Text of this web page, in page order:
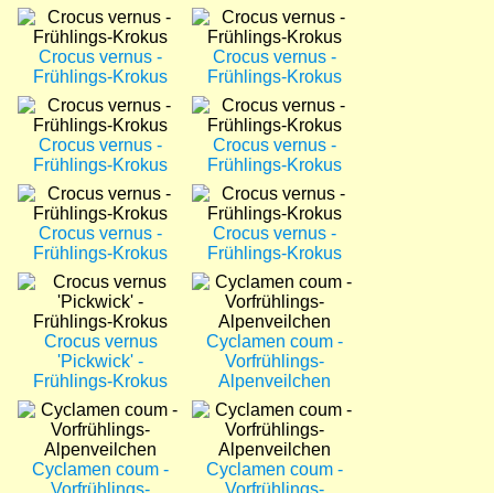
Bild
Crocus vernus -
Frühlings-Krokus
Bild
Crocus vernus -
Frühlings-Krokus
Bild
Crocus vernus -
Frühlings-Krokus
Bild
Crocus vernus -
Frühlings-Krokus
Bild
Crocus vernus -
Frühlings-Krokus
Bild
Crocus vernus -
Frühlings-Krokus
Bild
Crocus vernus
'Pickwick' -
Frühlings-Krokus
Bild
Cyclamen coum -
Vorfrühlings-
Alpenveilchen
Bild
Cyclamen coum -
Vorfrühlings-
Bild
Cyclamen coum -
Vorfrühlings-